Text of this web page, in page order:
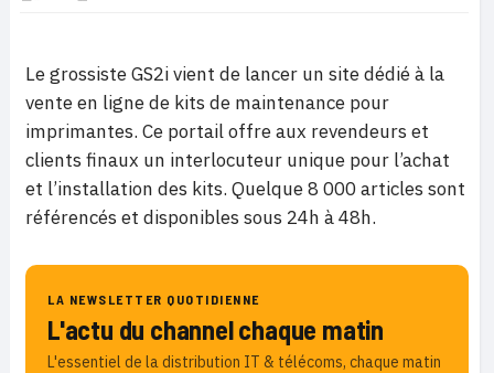
Le grossiste GS2i vient de lancer un site dédié à la
vente en ligne de kits de maintenance pour
imprimantes. Ce portail offre aux revendeurs et
clients finaux un interlocuteur unique pour l’achat
et l’installation des kits. Quelque 8 000 articles sont
référencés et disponibles sous 24h à 48h.
LA NEWSLETTER QUOTIDIENNE
L'actu du channel chaque matin
L'essentiel de la distribution IT & télécoms, chaque matin